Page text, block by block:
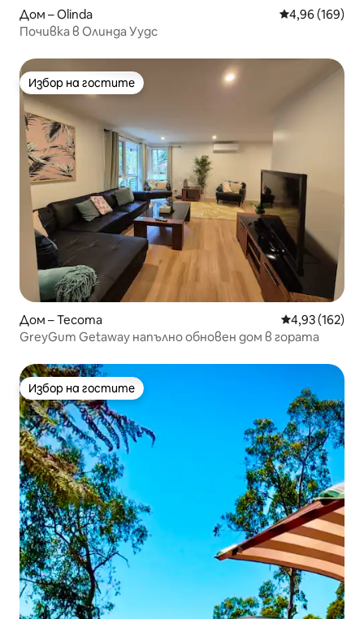
Дом – Olinda Средна
4,96 (169)
Почивка в Олинда Уудс
Избор на гостите
Избор на гостите
Дом – Tecoma Средна
4,93 (162)
GreyGum Getaway напълно обновен дом в гората
Избор на гостите
Избор на гостите